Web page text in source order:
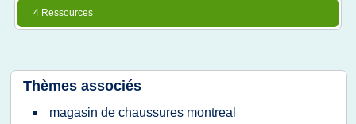
4 Ressources
Thèmes associés
magasin de chaussures montreal